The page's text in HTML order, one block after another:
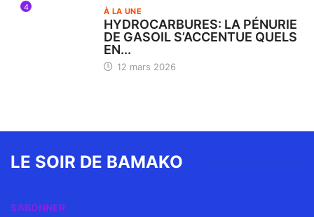
4 À LA UNE
HYDROCARBURES: LA PÉNURIE
DE GASOIL S’ACCENTUE QUELS
EN...
12 mars 2026
LE SOIR DE BAMAKO
S’ABONNER